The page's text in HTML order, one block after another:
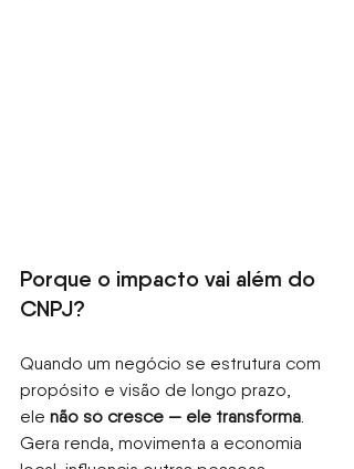
Porque o impacto vai além do
CNPJ?
Quando um negócio se estrutura com
propósito e visão de longo prazo,
ele não só cresce — ele transforma.
Gera renda, movimenta a economia